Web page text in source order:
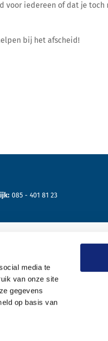
media te
van onze site
gegevens
op basis van
voor iedereen of dat je toch
bij het afscheid!
085 - 401 81 23
Onze werkwijze
Wie zijn wij?